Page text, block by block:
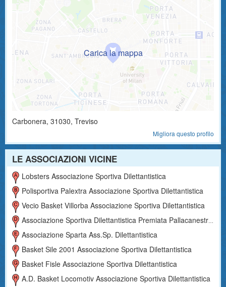
Carbonera, 31030, Treviso
Migliora questo profilo
LE ASSOCIAZIONI VICINE
Lobsters Associazione Sportiva Dilettantistica
Polisportiva Palextra Associazione Sportiva Dilettantistica
Vecio Basket Villorba Associazione Sportiva Dilettantistica
Associazione Sportiva Dilettantistica Premiata Pallacanestro Trevigiana Asd
Associazione Sparta Ass.sp. Dilettantistica
Basket Sile 2001 Associazione Sportiva Dilettantistica
Basket Fisle Associazione Sportiva Dilettantistica
A.d. Basket Locomotiv Associazione Sportiva Dilettantistica